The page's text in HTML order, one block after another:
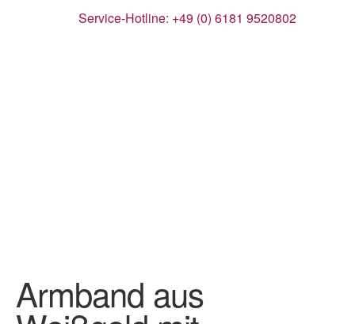
Service-Hotline: +49 (0) 6181 9520802
Armband aus